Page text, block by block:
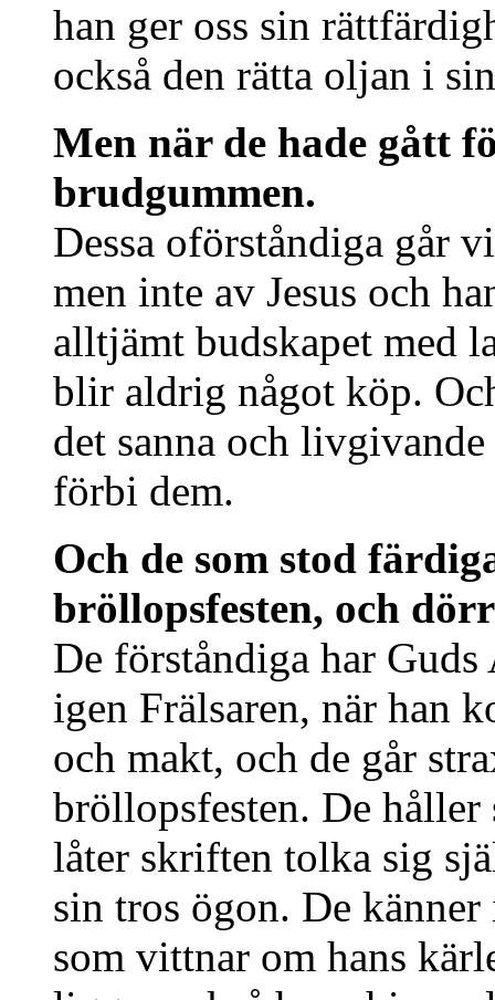
han ger oss sin
också den rätta oljan i
Men när de hade gått
brudgummen.
Dessa oförståndiga går
men inte av Jesus och
alltjämt budskapet med
blir aldrig något köp.
det sanna och
förbi dem.
Och de som stod
bröllopsfesten, och
De förståndiga har Guds
igen Frälsaren, när han
och makt, och de går
bröllopsfesten. De
låter skriften tolka sig
sin tros ögon. De känner
som vittnar om hans